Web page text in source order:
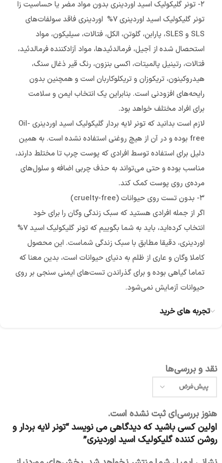
۲- تونر گلیکولیک اسید اوردینری بدون مواد مضر یا حساسیت‌ زا
تونر گلیکولیک اسید اوردینری ۷% اوردینری فاقد سولفات‌های
SLS و SLES، پارابن، گلوتن، الکل، فتالات، سیلیکون، مواد
استحصال شده از آجیل، فرمالدئیدها، مواد آزادکننده فرمالدئید،
فتالات، رتینیل پالمیتات، اکسی بنزون، رنگ قیر ذغال سنگ،
هیدروکینون، تریکوزان و تریکلوکاربان است و همچنین بدون
رایحه‌های افزودنی است. بنابراین یک انتخاب ایمن و سلامت
برای افراد مختلف خواهد بود.
لازم است بدانید که تونر لایه بردار گلیکولیک اسید اوردینری Oil-
free بوده و در آن از هیچ روغنی استفاده نشده است. به همین
دلیل برای استفاده توسط افرادی که پوست چرب تا مختلط دارند،
مناسب بوده و حتی می‌تواند به حذف چربی اضافه و سلول‌های
مرده‌ی روی پوست کمک کند.
۳- بدون تست روی حیوانات (cruelty-free)
اگر از جمله افرادی هستید که سبک زندگی وگان را برای خود
انتخاب کرده‌اید، باید به شما بگوییم که تونر گلیکولیک اسید ۷%
اوردینری، دقیقا مطابق با سبک زندگی شماست. این محصول
کاملا وگان و عاری از ظلم به دنیای حیوانات است، بدین معنا که
تماما گیاهی بوده و برای گذراندن تست‌های ایمنی سنجی بر روی
حیوانات آزمایش نمی‌شود.
تجربه های خرید
نقد و بررسی‌ها
هنوز بررسی‌ای ثبت نشده است.
اولین کسی باشید که دیدگاهی می نویسد “تونر لایه بردار و
روشن کننده گلیکولیک اسید اوردینری”